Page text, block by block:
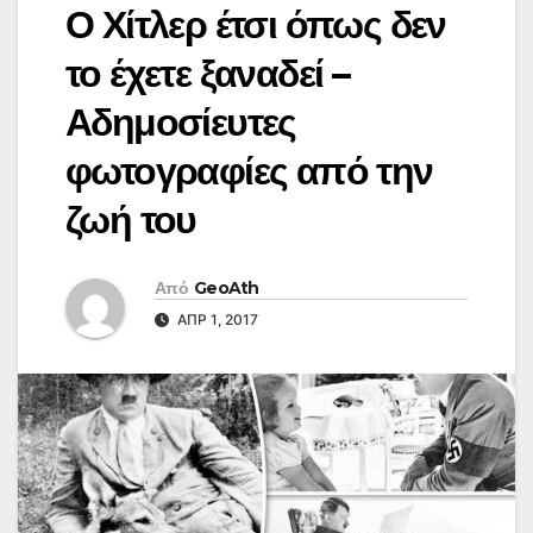
Ο Χίτλερ έτσι όπως δεν
το έχετε ξαναδεί –
Αδημοσίευτες
φωτογραφίες από την
ζωή του
Από GeoAth
ΑΠΡ 1, 2017